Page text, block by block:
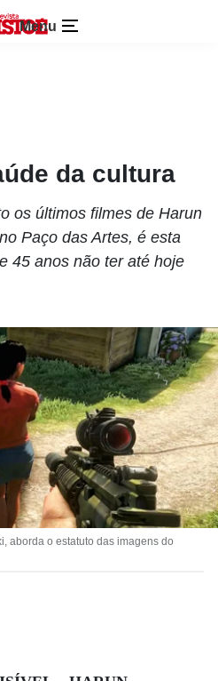
Menu
da cultura
os últimos filmes de Harun
Paço das Artes, é esta
45 anos não ter até hoje
aborda o estatuto das imagens do